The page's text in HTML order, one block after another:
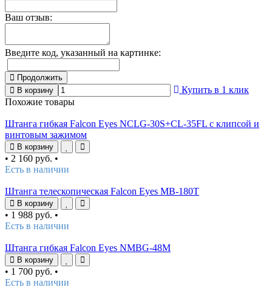
Ваш отзыв:
Введите код, указанный на картинке:
Продолжить
В корзину
Купить в 1 клик
Похожие товары
Штанга гибкая Falcon Eyes NCLG-30S+CL-35FL с клипсой и
винтовым зажимом
В корзину
• 2 160 руб. •
Есть в наличии
Штанга телескопическая Falcon Eyes MB-180T
В корзину
• 1 988 руб. •
Есть в наличии
Штанга гибкая Falcon Eyes NMBG-48M
В корзину
• 1 700 руб. •
Есть в наличии